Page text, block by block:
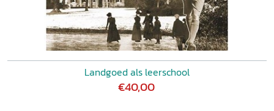
Landgoed als leerschool
€40,00